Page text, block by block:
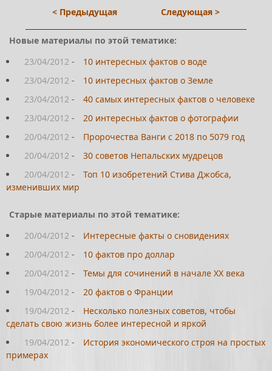
< Предыдущая
Следующая >
Новые материалы по этой тематике:
23/04/2012 -
10 интересных фактов о воде
23/04/2012 -
10 интересных фактов о Земле
23/04/2012 -
40 самых интересных фактов о человеке
23/04/2012 -
20 интересных фактов о фотографии
20/04/2012 -
Пророчества Ванги с 2018 по 5079 год
20/04/2012 -
30 советов Непальских мудрецов
20/04/2012 -
Топ 10 изобретений Стива Джобса,
изменивших мир
Старые материалы по этой тематике:
20/04/2012 -
Интересные факты о сновидениях
20/04/2012 -
10 фактов про доллар
20/04/2012 -
Темы для сочинений в начале XX века
19/04/2012 -
20 фактов о Франции
19/04/2012 -
Несколько полезных советов, чтобы
сделать свою жизнь более интересной и яркой
19/04/2012 -
История экономического строя на простых
примерах